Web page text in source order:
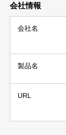
会社情報
会社名
製品名
URL